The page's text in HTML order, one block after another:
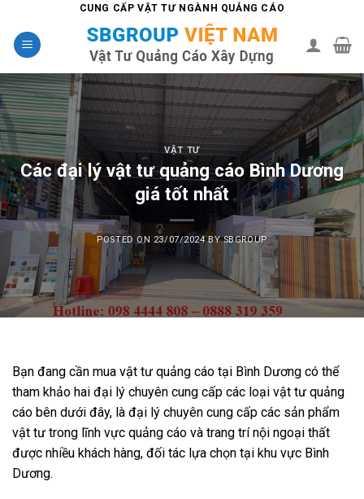
content
CUNG CẤP VẬT TƯ NGÀNH QUẢNG CÁO
VẬT TƯ
Các đại lý vật tư quảng cáo Bình Dương
giá tốt nhất
POSTED ON 23/07/2024BYSBGROUP
Bạn đang cần mua vật tư quảng cáo tại Bình Dương có thể
tham khảo hai đại lý chuyên cung cấp các loại vật tư quảng
cáo bên dưới đây, là đại lý chuyên cung cấp các sản phẩm
vật tư trong lĩnh vực quảng cáo và trang trí nội ngoại thất
được nhiều khách hàng, đối tác lựa chọn tại khu vực Bình
Dương.